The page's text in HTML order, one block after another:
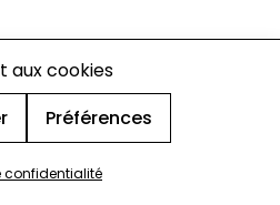
aux cookies
Préférences
confidentialité